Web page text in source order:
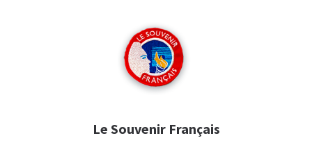
Le Souvenir Français